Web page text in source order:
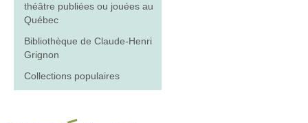
théâtre publiées ou jouées au
Québec
Bibliothèque de Claude-Henri
Grignon
Collections populaires